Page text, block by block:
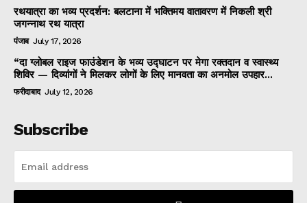
रथयात्रा का भव्य प्रदर्शन: बलटाना में भक्तिमय वातावरण में निकली श्री
जगन्नाथ रथ यात्रा
पंजाब July 17, 2026
“दा ग्लोबल राइज फाउंडेशन के भव्य उद्घाटन पर मेगा रक्तदान व स्वास्थ्य
शिविर — दिव्यांगों ने मिलकर लोगों के लिए मानवता का अनमोल उपहार...
फरीदाबाद July 12, 2026
Subscribe